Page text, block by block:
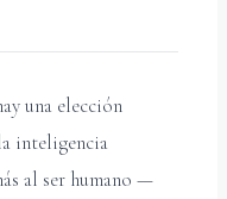
una elección
inteligencia
al ser humano —